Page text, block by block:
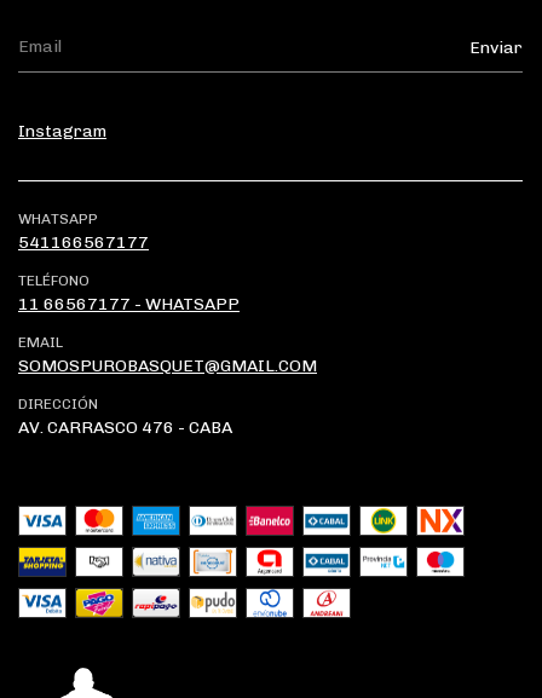
Instagram
WHATSAPP
541166567177
TELÉFONO
11 66567177 - WHATSAPP
EMAIL
SOMOSPUROBASQUET@GMAIL.COM
DIRECCIÓN
AV. CARRASCO 476 - CABA